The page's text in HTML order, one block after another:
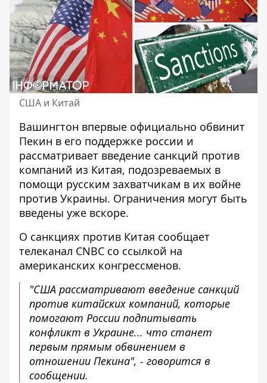
США и Китай
Вашингтон впервые официально обвинит
Пекин в его поддержке россии и
рассматривает введение санкций против
компаний из Китая, подозреваемых в
помощи русским захватчикам в их войне
против Украины. Ограничения могут быть
введены уже вскоре.
О санкциях против Китая сообщает
телеканал CNBC со ссылкой на
американских конгрессменов.
"США рассматривают введение санкций
против китайских компаний, которые
помогают России подпитывать
конфликт в Украине... что станет
первым прямым обвинением в
отношении Пекина", - говорится в
сообщении.